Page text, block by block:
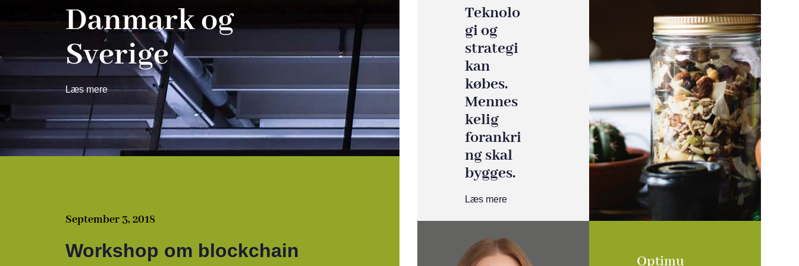
September 3, 2018
Workshop om blockchain
Danmark og
Sverige
Læs mere
Teknolo
gi og
strategi
kan
købes.
Mennes
kelig
forankri
ng skal
bygges.
Læs mere
Optimu